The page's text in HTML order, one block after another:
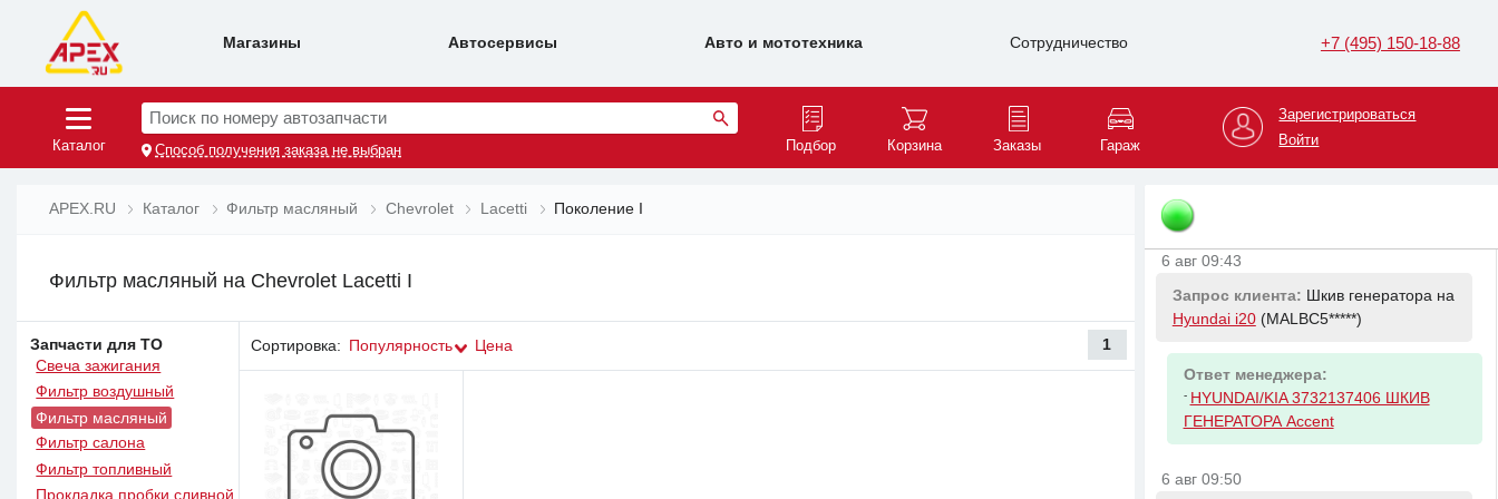
Магазины Автосервисы Авто и мототехника Сотрудничество +7 (495) 150-18-88
Каталог
Поиск по номеру автозапчасти
Способ получения заказа не выбран Подбор Корзина Заказы Гараж
Зарегистрироваться
Войти
APEX.RU Каталог Фильтр масляный Chevrolet Lacetti Поколение I
Фильтр масляный на Chevrolet Lacetti I
Запчасти для ТО
Свеча зажигания
Фильтр воздушный
Фильтр масляный
Фильтр салона
Фильтр топливный
Прокладка пробки сливной
Сортировка: Популярность Цена 1
масляный Haval Jolion, H2, H6
6 авг 09:43
Запрос клиента: Шкив генератора на
Hyundai i20(MALBC5*****)
Ответ менеджера:
- HYUNDAI/KIA 3732137406 ШКИВ
ГЕНЕРАТОРА Accent
6 авг 09:50